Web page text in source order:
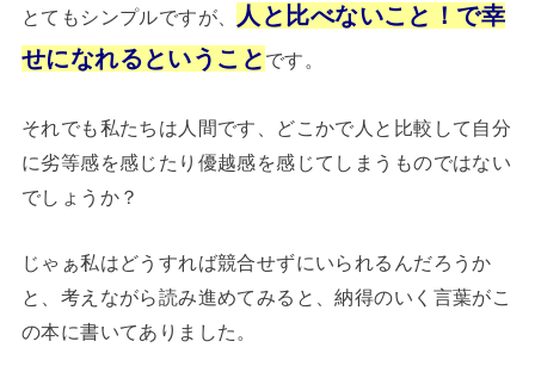
とてもシンプルですが、
人と比べないこと！で幸
せになれるということ です。
それでも私たちは人間です、どこかで人と比較して自分
に劣等感を感じたり優越感を感じてしまうものではない
でしょうか？
じゃぁ私はどうすれば競合せずにいられるんだろうか
と、考えながら読み進めてみると、納得のいく言葉がこ
の本に書いてありました。